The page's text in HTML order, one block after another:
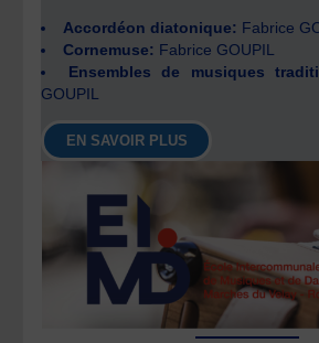
Accordéon diatonique: Fabrice
Cornemuse: Fabrice GOUPIL
Ensembles de musiques
GOUPIL
EN SAVOIR PLUS